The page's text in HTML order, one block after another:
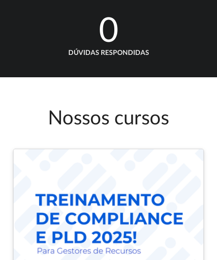
0
DÚVIDAS RESPONDIDAS
Nossos cursos